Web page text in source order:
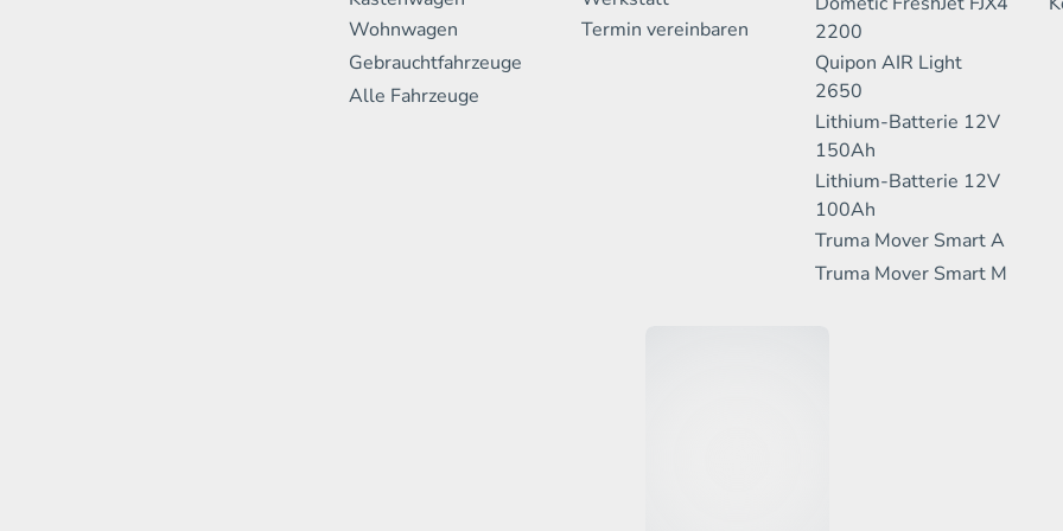
Wohnwagen
Gebrauchtfahrzeuge
Alle Fahrzeuge
Termin vereinbaren
2200
Quipon AIR Light
2650
Lithium-Batterie 12V
150Ah
Lithium-Batterie 12V
100Ah
Truma Mover Smart A
Truma Mover Smart M